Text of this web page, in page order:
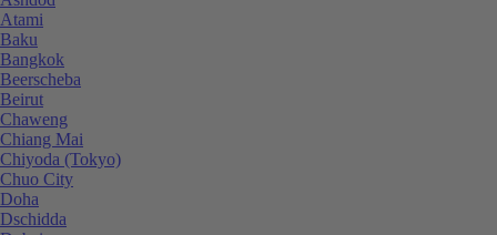
Atami
Baku
Bangkok
Beerscheba
Beirut
Chaweng
Chiang Mai
Chiyoda (Tokyo)
Chuo City
Doha
Dschidda